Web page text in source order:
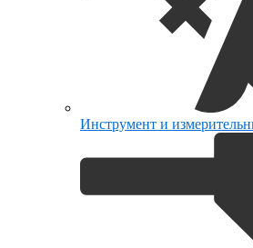
Инструмент и